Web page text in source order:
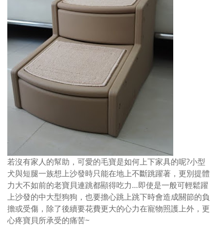
若沒有家人的幫助，可愛的毛寶是如何上下家具的呢?小型
犬與短腿一族想上沙發時只能在地上不斷跳躍著，更別提體
力大不如前的老寶貝連跳都顯得吃力…即使是一般可輕鬆躍
上沙發的中大型狗狗，也要擔心跳上跳下時會造成關節的負
擔或受傷，除了後續要花費更大的心力在寵物照護上外，更
心疼寶貝所承受的痛苦~